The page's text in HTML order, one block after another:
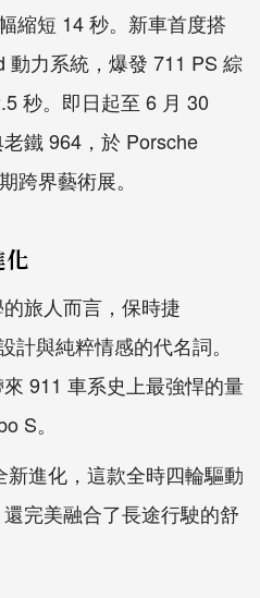
縮短 14 秒。新車首度搭
動力系統，爆發 711 PS 綜
秒。即日起至 6 月 30
鐵 964，於 Porsche
跨界藝術展。
化
旅人而言，保時捷
計與純粹情感的代名詞。
911 車系史上最強悍的量
S。
進化，這款全時四輪驅動
完美融合了長途行駛的舒